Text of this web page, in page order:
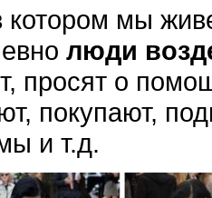
котором мы
люди
просят о
покупают,
и т.д.